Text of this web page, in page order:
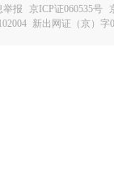
举报 京ICP证060535号
新出网证（京）